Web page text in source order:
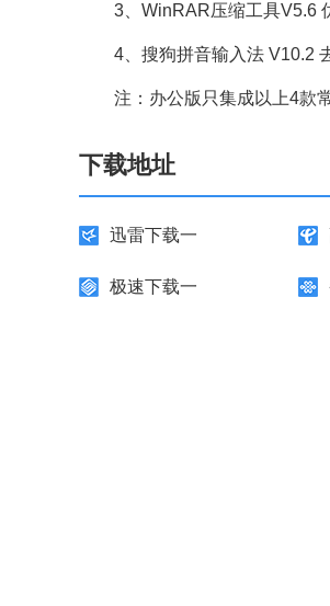
3、WinRAR压缩工具V5.6
4、搜狗拼音输入法 V10.2
注：办公版只集成以上4款常
下载地址
迅雷下载一
极速下载一